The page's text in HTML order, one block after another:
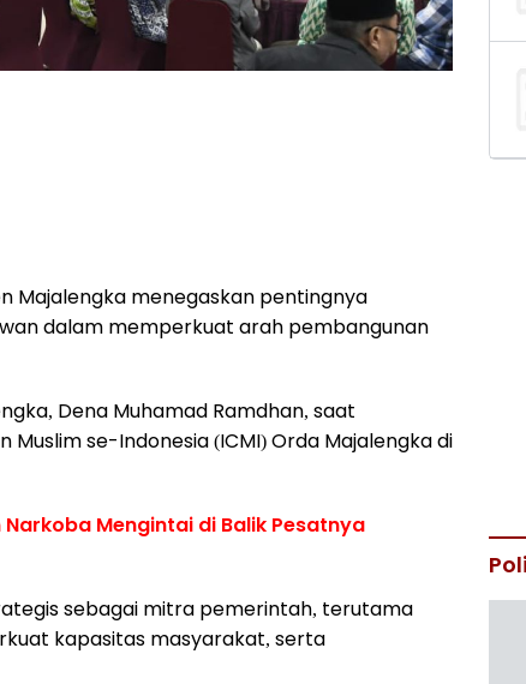
Majalengka menegaskan pentingnya
dalam memperkuat arah pembangunan
Dena Muhamad Ramdhan, saat
se-Indonesia (ICMI) Orda Majalengka di
Narkoba Mengintai di Balik Pesatnya
sebagai mitra pemerintah, terutama
kapasitas masyarakat, serta